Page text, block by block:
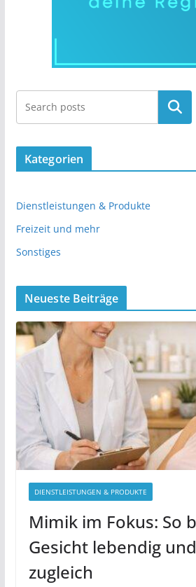
Kategorien
Dienstleistungen & Produkte
Freizeit und mehr
Sonstiges
Neueste Beiträge
DIENSTLEISTUNGEN & PRODUKTE
Mimik im Fokus: So
Gesicht lebendig
zugleich